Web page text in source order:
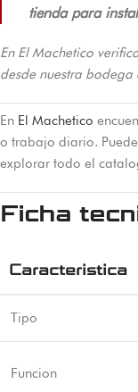
tienda para
En El Machetico
desde nuestra bodega
En El Machetico
o trabajo diario.
explorar todo el
Ficha
Caracteristica
Tipo
Funcion